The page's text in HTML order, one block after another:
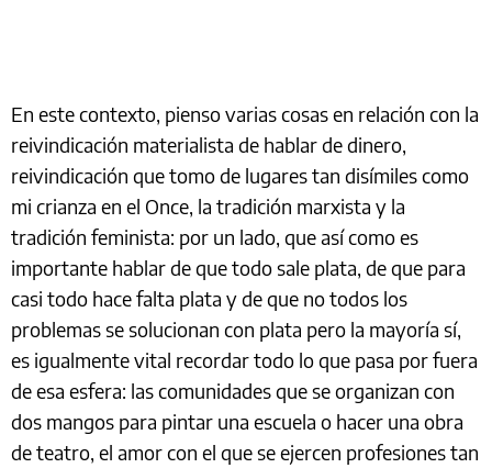
En este contexto, pienso varias cosas en relación con la
reivindicación materialista de hablar de dinero,
reivindicación que tomo de lugares tan disímiles como
mi crianza en el Once, la tradición marxista y la
tradición feminista: por un lado, que así como es
importante hablar de que todo sale plata, de que para
casi todo hace falta plata y de que no todos los
problemas se solucionan con plata pero la mayoría sí,
es igualmente vital recordar todo lo que pasa por fuera
de esa esfera: las comunidades que se organizan con
dos mangos para pintar una escuela o hacer una obra
de teatro, el amor con el que se ejercen profesiones tan